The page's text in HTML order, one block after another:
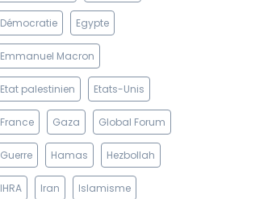
Démocratie Egypte
Emmanuel Macron
Etat palestinien Etats-Unis
France Gaza Global Forum
Guerre Hamas Hezbollah
IHRA Iran Islamisme